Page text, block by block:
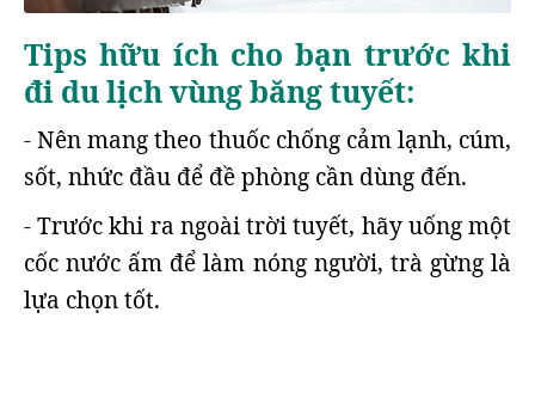
Tips hữu ích cho bạn trước khi
đi du lịch vùng băng tuyết:
- Nên mang theo thuốc chống cảm lạnh, cúm,
sốt, nhức đầu để đề phòng cần dùng đến.
- Trước khi ra ngoài trời tuyết, hãy uống một
cốc nước ấm để làm nóng người, trà gừng là
lựa chọn tốt.